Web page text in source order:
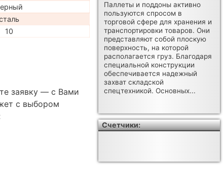
10
заявку — с Вами
с выбором
Паллеты и поддоны активно
пользуются спросом в
торговой сфере для хранения и
транспортировки товаров. Они
представляют собой плоскую
поверхность, на которой
располагается груз. Благодаря
специальной конструкции
обеспечивается надежный
захват складской
спецтехникой. Основных...
Счетчики: